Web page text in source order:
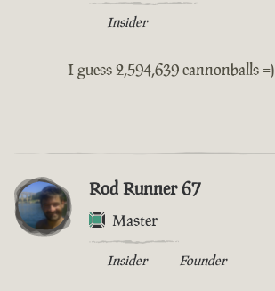
Insider
I guess 2,594,639 cannonballs =)
Rod Runner 67
Master
Insider Founder